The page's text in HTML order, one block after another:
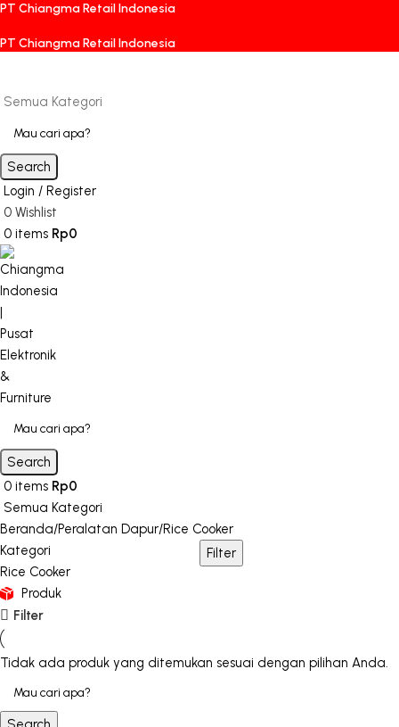
PT Chiangma Retail Indonesia
PT Chiangma Retail Indonesia
Semua Kategori
Search
Login / Register
0 Wishlist
0 items Rp0
Search
0 items Rp0
Semua Kategori
Beranda Peralatan Dapur Rice Cooker
Kategori
Rice Cooker
Filter
Produk
Filter
Tidak ada produk yang ditemukan sesuai dengan pilihan Anda.